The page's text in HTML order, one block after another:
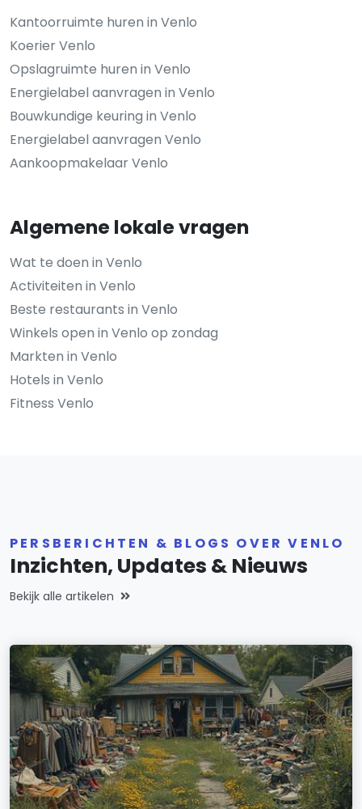
Kantoorruimte huren in Venlo
Koerier Venlo
Opslagruimte huren in Venlo
Energielabel aanvragen in Venlo
Bouwkundige keuring in Venlo
Energielabel aanvragen Venlo
Aankoopmakelaar Venlo
Algemene lokale vragen
Wat te doen in Venlo
Activiteiten in Venlo
Beste restaurants in Venlo
Winkels open in Venlo op zondag
Markten in Venlo
Hotels in Venlo
Fitness Venlo
PERSBERICHTEN & BLOGS OVER VENLO
Inzichten, Updates & Nieuws
Bekijk alle artikelen